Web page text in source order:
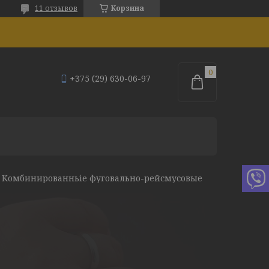
Корзина
11 отзывов
+375 (29) 630-06-97
Комбинированньіе фуговально-рейсмусовые станки